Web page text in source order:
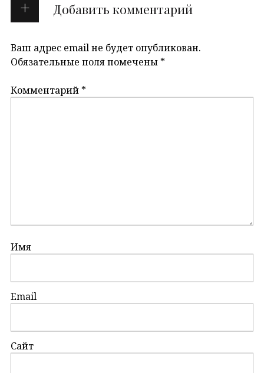
Добавить комментарий
Ваш адрес email не будет опубликован.
Обязательные поля помечены *
Комментарий *
Имя
Email
Сайт